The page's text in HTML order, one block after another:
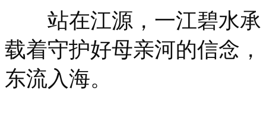
站在江源，一江碧水承
载着守护好母亲河的信念，
东流入海。